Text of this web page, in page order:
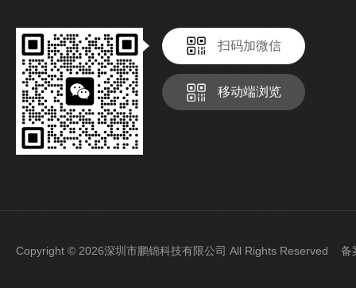
扫码加微信
移动端浏览
Copyright © 2026深圳市鹏锦科技有限公司 All Rights Reserved 备